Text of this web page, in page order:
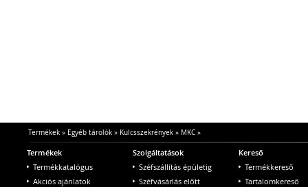
Termékek» Egyéb tárolók» Kulcsszekrények» MKC»
Termékek
Termékkatalógus
Akciós ajánlatok
Szolgáltatások
Széfszállítás épületig
Széfvásárlás előtt
Kereső
Termékkereső
Tartalomkereső